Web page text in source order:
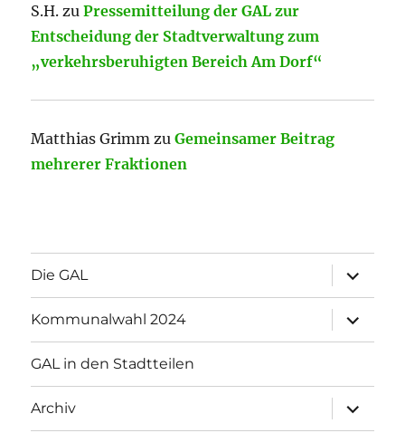
S.H. zuPressemitteilung der GAL zur
Entscheidung der Stadtverwaltung zum
„verkehrsberuhigten Bereich Am Dorf“
Matthias Grimm zuGemeinsamer Beitrag
mehrerer Fraktionen
Die GAL
öffnen
Kommunalwahl 2024
öffnen
GAL in den Stadtteilen
Archiv
öffnen